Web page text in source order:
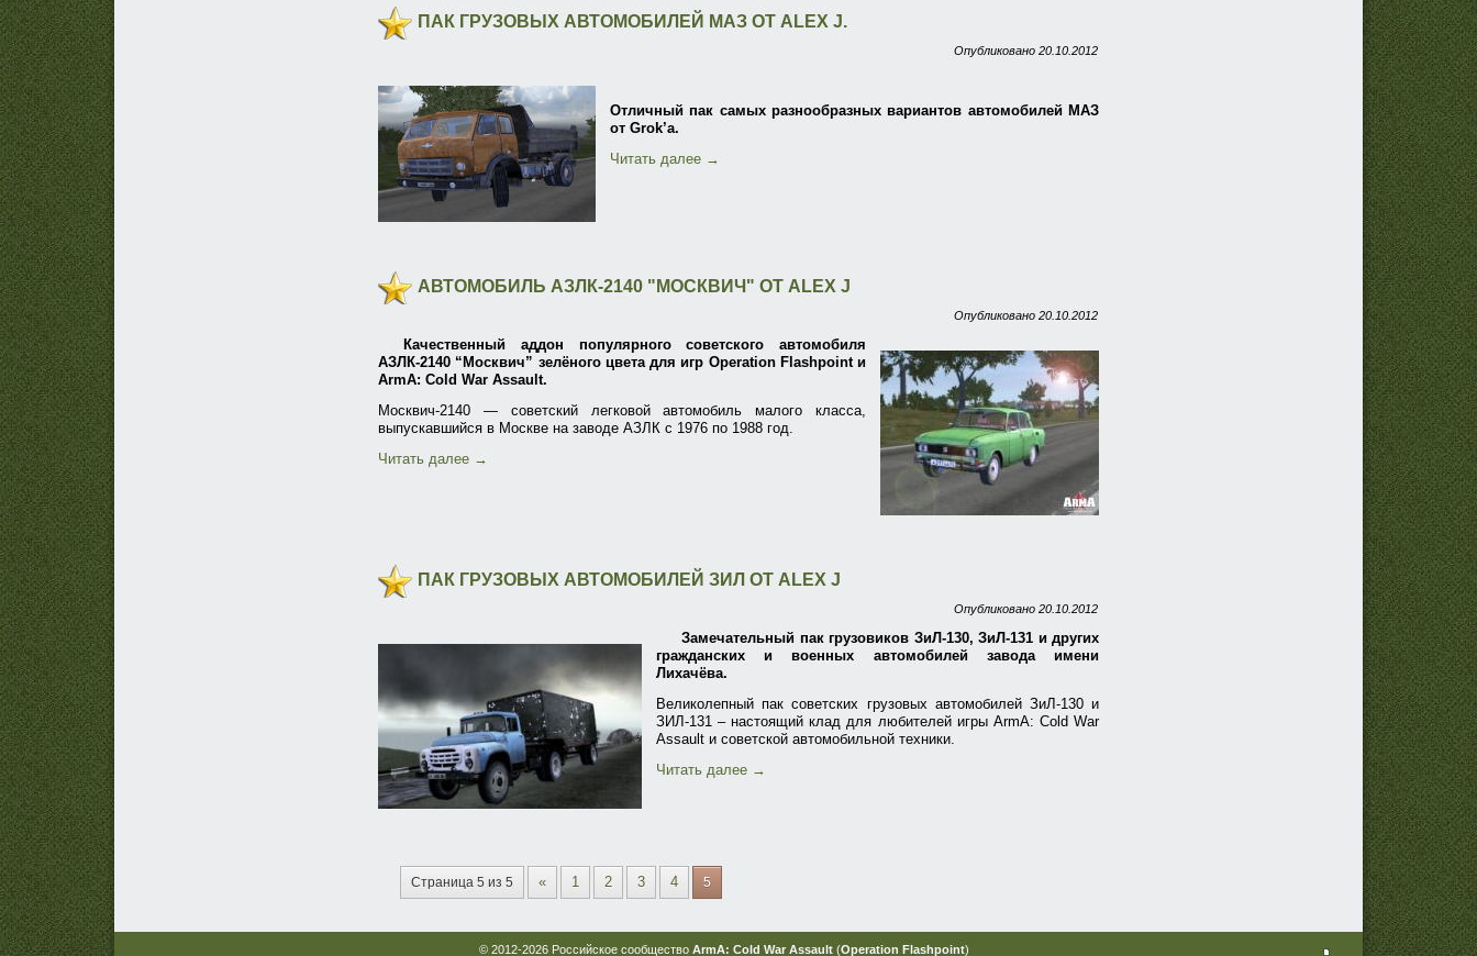
ПАК ГРУЗОВЫХ АВТОМОБИЛЕЙ МАЗ ОТ ALEX J.
Опубликовано 20.10.2012
Отличный пак самых разнообразных вариантов автомобилей МАЗ
от Grok’а.
Читать далее →
АВТОМОБИЛЬ АЗЛК-2140 "МОСКВИЧ" ОТ ALEX J
Опубликовано 20.10.2012
Качественный аддон популярного советского автомобиля
АЗЛК-2140 “Москвич” зелёного цвета для игр Operation Flashpoint и
ArmA: Cold War Assault.
Москвич-2140 — советский легковой автомобиль малого класса,
выпускавшийся в Москве на заводе АЗЛК с 1976 по 1988 год.
Читать далее →
ПАК ГРУЗОВЫХ АВТОМОБИЛЕЙ ЗИЛ ОТ ALEX J
Опубликовано 20.10.2012
Замечательный пак грузовиков ЗиЛ-130, ЗиЛ-131 и других
гражданских и военных автомобилей завода имени
Лихачёва.
Великолепный пак советских грузовых автомобилей ЗиЛ-130 и
ЗИЛ-131 – настоящий клад для любителей игры ArmA: Cold War
Assault и советской автомобильной техники.
Читать далее →
Страница 5 из 5 « 1 2 3 4 5
© 2012-2026 Российское сообщество ArmA: Cold War Assault (Operation Flashpoint)